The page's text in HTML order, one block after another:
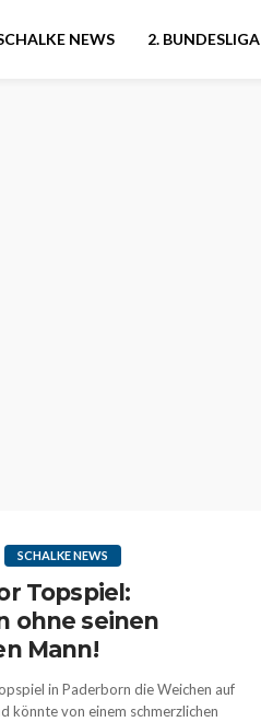
NEWS 2. BUNDESLIGA
SCHALKE NEWS
Topspiel:
ohne seinen
Mann!
in Paderborn die Weichen auf
könnte von einem schmerzlichen